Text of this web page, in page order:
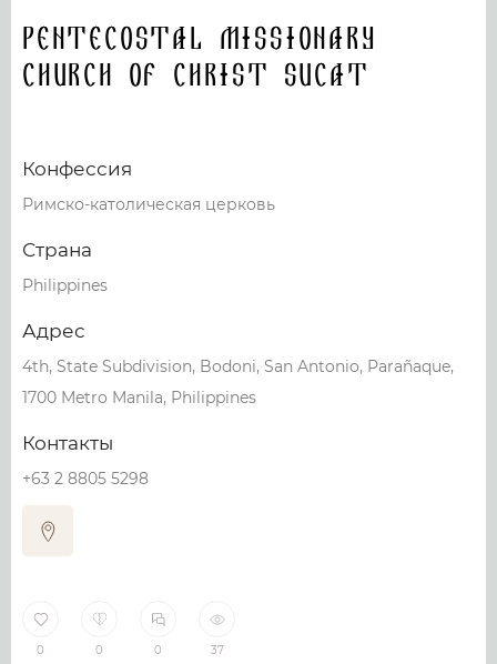
Pentecostal Missionary
Church of Christ Sucat
Конфессия
Римско-католическая церковь
Страна
Philippines
Адрес
4th, State Subdivision, Bodoni, San Antonio, Parañaque,
1700 Metro Manila, Philippines
Контакты
+63 2 8805 5298
0 0 0 37